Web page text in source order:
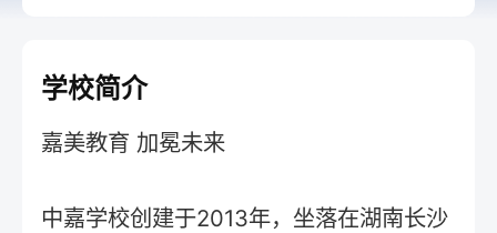
学校简介
嘉美教育 加冕未来
中嘉学校创建于2013年，坐落在湖南长沙